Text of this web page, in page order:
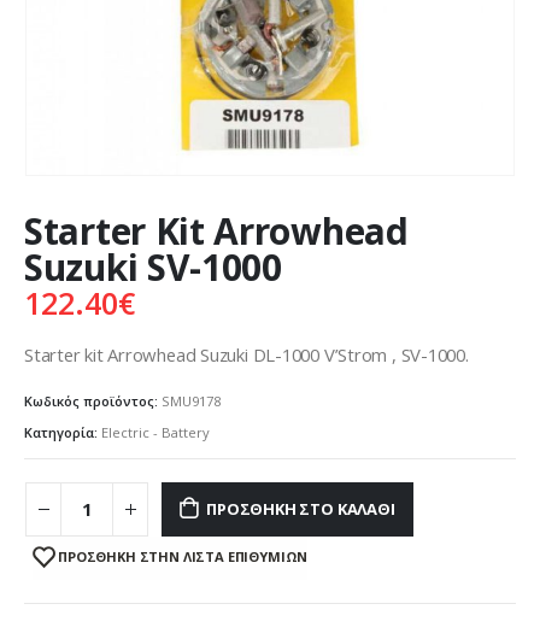
Starter Kit Arrowhead
Suzuki SV-1000
122.40€
Starter kit Arrowhead Suzuki DL-1000 V’Strom , SV-1000.
Κωδικός προϊόντος: SMU9178
Κατηγορία: Electric - Battery
ΠΡΟΣΘΉΚΗ ΣΤΟ ΚΑΛΆΘΙ
ΠΡΌΣΘΉΚΗ ΣΤΗΝ ΛΊΣΤΑ ΕΠΙΘΥΜΙΏΝ